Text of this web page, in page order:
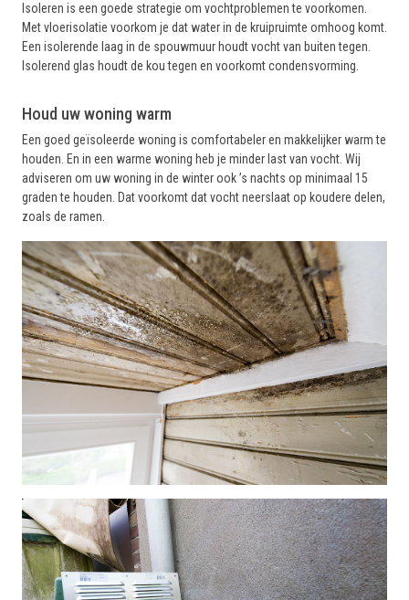
Isoleren is een goede strategie om vochtproblemen te voorkomen.
Met vloerisolatie voorkom je dat water in de kruipruimte omhoog komt.
Een isolerende laag in de spouwmuur houdt vocht van buiten tegen.
Isolerend glas houdt de kou tegen en voorkomt condensvorming.
Houd uw woning warm
Een goed geïsoleerde woning is comfortabeler en makkelijker warm te
houden. En in een warme woning heb je minder last van vocht. Wij
adviseren om uw woning in de winter ook ’s nachts op minimaal 15
graden te houden. Dat voorkomt dat vocht neerslaat op koudere delen,
zoals de ramen.